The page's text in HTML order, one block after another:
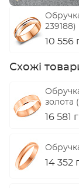
239188)
10 556
Схожі
золота
16 581
14 352